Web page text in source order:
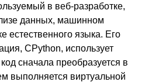
в веб-разработке,
данных, машинном
естественного языка. Его
CPython, использует
сначала преобразуется в
выполняется виртуальной